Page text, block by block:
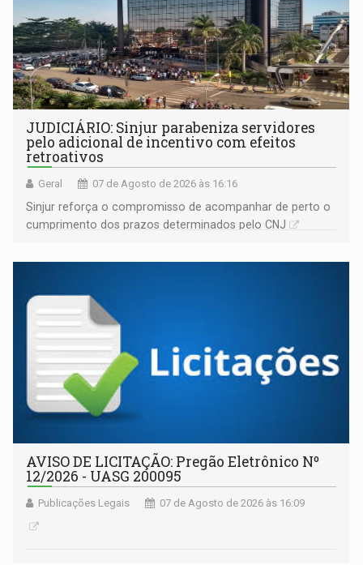
JUDICIÁRIO: Sinjur parabeniza servidores
pelo adicional de incentivo com efeitos
retroativos
Geral 07 de Agosto de 2026 às 16:16
Sinjur reforça o compromisso de acompanhar de perto o
cumprimento dos prazos determinados pelo CNJ
AVISO DE LICITAÇÃO: Pregão Eletrônico Nº
12/2026 - UASG 200095
Publicações Legais 07 de Agosto de 2026 às 16:09